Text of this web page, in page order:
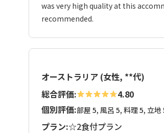
was very high quality at this
recommended.
オーストラリア (女性, **代)
総合評価:
4.80
個別評価:部屋 5, 風呂 5, 料理 5, 立
プラン:☆2食付プラン